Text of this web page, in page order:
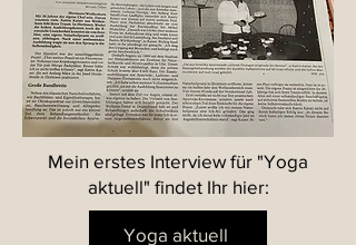
Mein erstes Interview für "Yoga
aktuell" findet Ihr hier:
Yoga aktuell